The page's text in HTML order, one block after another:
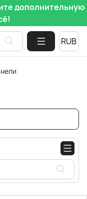
дополнительную